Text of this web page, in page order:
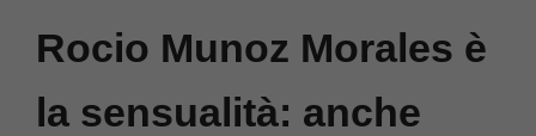
Rocio Munoz Morales è
la sensualità: anche